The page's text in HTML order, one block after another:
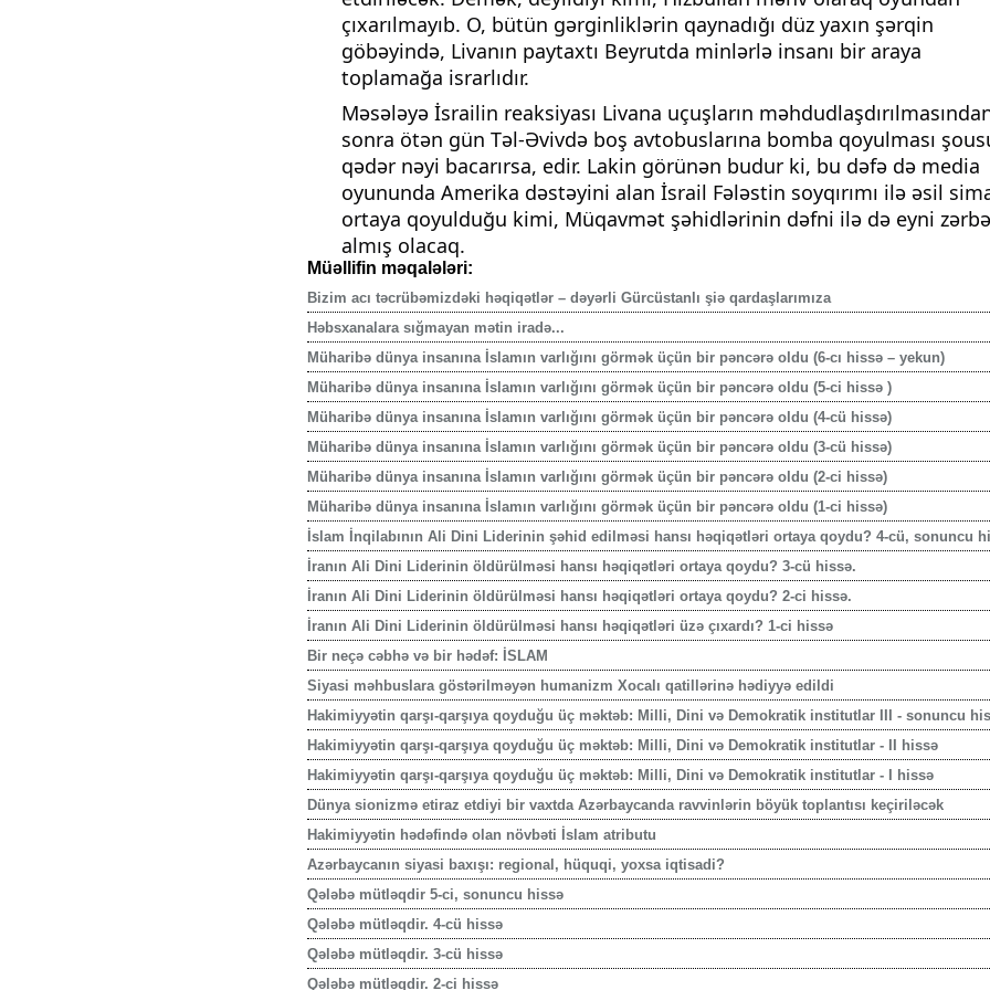
çıxarılmayıb. O, bütün gərginliklərin qaynadığı düz yaxın şərqin
göbəyində, Livanın paytaxtı Beyrutda minlərlə insanı bir araya
toplamağa israrlıdır.
Məsələyə İsrailin reaksiyası Livana uçuşların
sonra ötən gün Təl-Əvivdə boş avtobuslarına bomba qoyulması
qədər nəyi bacarırsa, edir. Lakin görünən budur ki, bu dəfə də media
oyununda Amerika dəstəyini alan İsrail Fələstin soyqırımı ilə əsil
ortaya qoyulduğu kimi, Müqavmət şəhidlərinin dəfni ilə də eyni
almış olacaq.
Müəllifin məqalələri:
Bizim acı təcrübəmizdəki həqiqətlər – dəyərli Gürcüstanlı şiə qardaşlarımıza
Həbsxanalara sığmayan mətin iradə...
Müharibə dünya insanına İslamın varlığını görmək üçün bir pəncərə oldu (6-cı hissə – yekun)
Müharibə dünya insanına İslamın varlığını görmək üçün bir pəncərə oldu (5-ci hissə )
Müharibə dünya insanına İslamın varlığını görmək üçün bir pəncərə oldu (4-cü hissə)
Müharibə dünya insanına İslamın varlığını görmək üçün bir pəncərə oldu (3-cü hissə)
Müharibə dünya insanına İslamın varlığını görmək üçün bir pəncərə oldu (2-ci hissə)
Müharibə dünya insanına İslamın varlığını görmək üçün bir pəncərə oldu (1-ci hissə)
İslam İnqilabının Ali Dini Liderinin şəhid edilməsi hansı həqiqətləri ortaya qoydu? 4-cü, sonuncu
İranın Ali Dini Liderinin öldürülməsi hansı həqiqətləri ortaya qoydu? 3-cü hissə.
İranın Ali Dini Liderinin öldürülməsi hansı həqiqətləri ortaya qoydu? 2-ci hissə.
İranın Ali Dini Liderinin öldürülməsi hansı həqiqətləri üzə çıxardı? 1-ci hissə
Bir neçə cəbhə və bir hədəf: İSLAM
Siyasi məhbuslara göstərilməyən humanizm Xocalı qatillərinə hədiyyə edildi
Hakimiyyətin qarşı-qarşıya qoyduğu üç məktəb: Milli, Dini və Demokratik institutlar III - sonuncu
Hakimiyyətin qarşı-qarşıya qoyduğu üç məktəb: Milli, Dini və Demokratik institutlar - II hissə
Hakimiyyətin qarşı-qarşıya qoyduğu üç məktəb: Milli, Dini və Demokratik institutlar - I hissə
Dünya sionizmə etiraz etdiyi bir vaxtda Azərbaycanda ravvinlərin böyük toplantısı keçiriləcək
Hakimiyyətin hədəfində olan növbəti İslam atributu
Azərbaycanın siyasi baxışı: regional, hüquqi, yoxsa iqtisadi?
Qələbə mütləqdir 5-ci, sonuncu hissə
Qələbə mütləqdir. 4-cü hissə
Qələbə mütləqdir. 3-cü hissə
Qələbə mütləqdir. 2-ci hissə